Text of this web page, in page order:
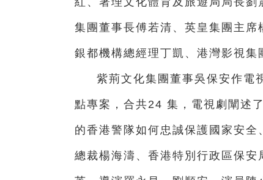
集團董事長傅若清、英皇集團主席
銀都機構總經理丁凱、港灣影視集
紫荊文化集團董事吳保安作電
點專案，合共24 集，電視劇闡述
的香港警隊如何忠誠保護國家安
總裁楊海濤、香港特別行政區保